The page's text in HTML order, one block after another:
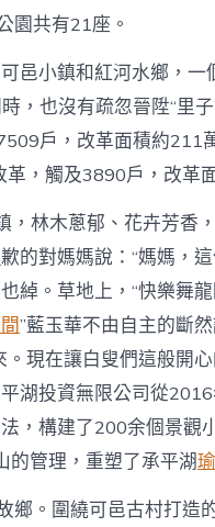
園共有21座。
邑小鎮和紅河水鄉，一
，也沒有疏忽晉陞“里
戶，改革面積約211
，觸及3890戶，改革
林木蔥郁、花卉芳香
歉的對媽媽說：“媽媽，
綽。草地上，“快樂舞
”藍玉華不由自主的斷
現在讓白叟們這般開
湖投資無限公司從
，構建了200余個景觀
管理，重塑了承平湖
鄉。圍繞可邑古村打造